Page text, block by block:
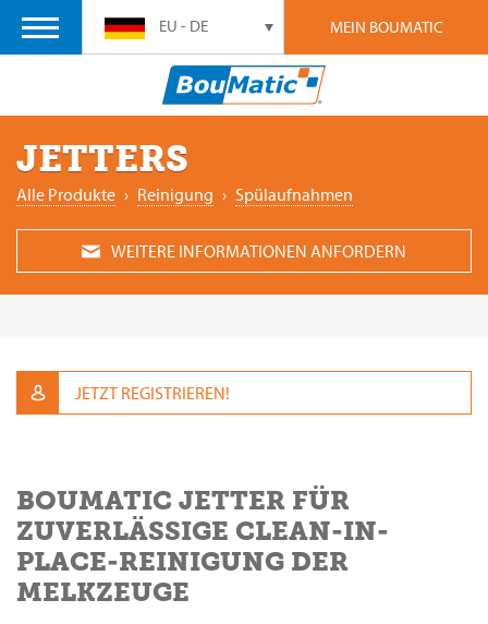
MEIN BOUMATIC
EU - DE
JETTERS
Alle Produkte › Reinigung › Spülaufnahmen
WEITERE INFORMATIONEN ANFORDERN
JETZT REGISTRIEREN!
BOUMATIC JETTER FÜR
ZUVERLÄSSIGE CLEAN-IN-
PLACE-REINIGUNG DER
MELKZEUGE